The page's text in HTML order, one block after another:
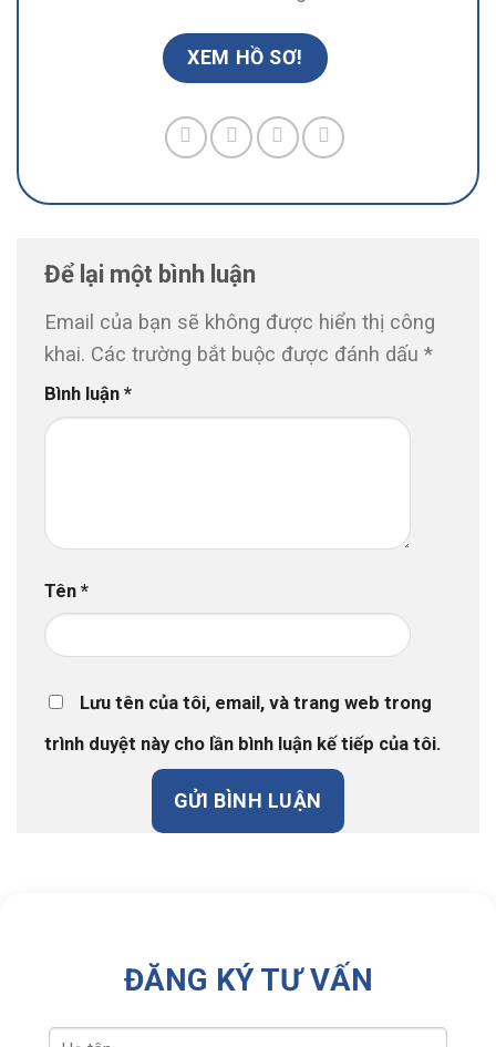
XEM HỒ SƠ!
Để lại một bình luận
Email của bạn sẽ không được hiển thị công
khai. Các trường bắt buộc được đánh dấu *
Bình luận *
Tên *
Lưu tên của tôi, email, và trang web trong
trình duyệt này cho lần bình luận kế tiếp của tôi.
ĐĂNG KÝ TƯ VẤN